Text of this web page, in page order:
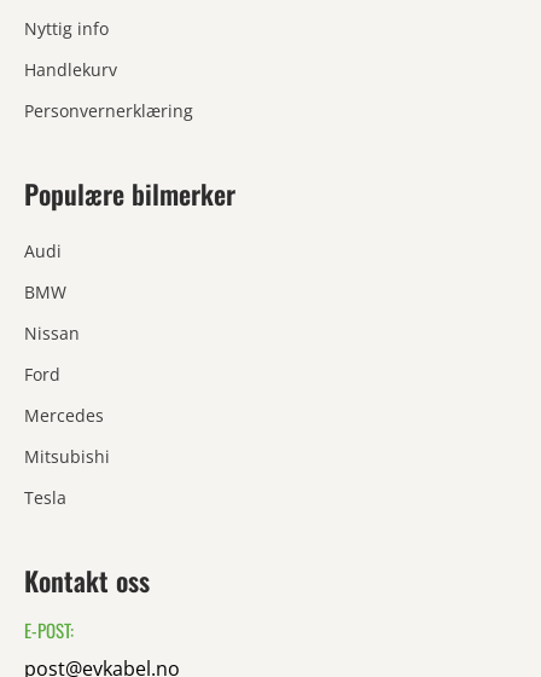
Nyttig info
Handlekurv
Personvernerklæring
Populære bilmerker
Audi
BMW
Nissan
Ford
Mercedes
Mitsubishi
Tesla
Kontakt oss
E-POST:
post@evkabel.no